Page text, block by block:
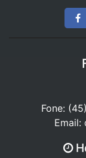
Fone:
Email:
Segunda à